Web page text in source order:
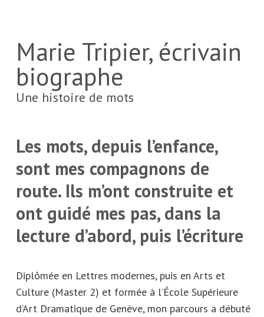
Marie Tripier, écrivain
biographe
Une histoire de mots
Les mots, depuis l’enfance,
sont mes compagnons de
route. Ils m’ont construite et
ont guidé mes pas, dans la
lecture d’abord, puis l’écriture
Diplômée en Lettres modernes, puis en Arts et
Culture (Master 2) et formée à l’École Supérieure
d’Art Dramatique de Genève, mon parcours a débuté